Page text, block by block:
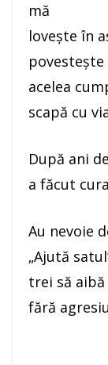
mă
loveşte în
acelea
scapă cu
După ani
a făcut
Au nevoie
„Ajută
trei să aibă
fără